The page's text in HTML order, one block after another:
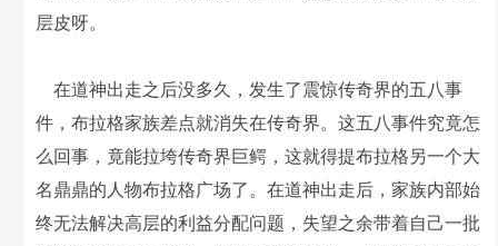
层皮呀。
在道神出走之后没多久，发生了震惊传奇界的五八事
件，布拉格家族差点就消失在传奇界。这五八事件究竟怎
么回事，竟能拉垮传奇界巨鳄，这就得提布拉格另一个大
名鼎鼎的人物布拉格广场了。在道神出走后，家族内部始
终无法解决高层的利益分配问题，失望之余带着自己一批